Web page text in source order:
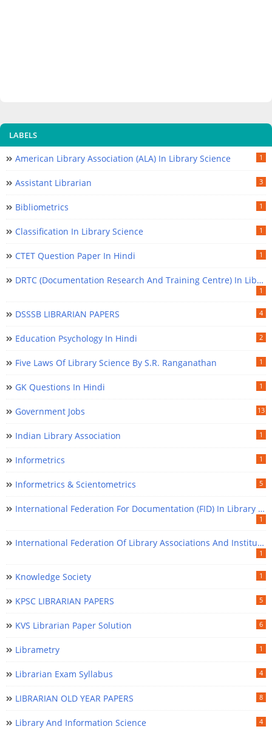
LABELS
American Library Association (ALA) In Library Science 1
Assistant Librarian 3
Bibliometrics 1
Classification In Library Science 1
CTET Question Paper In Hindi 1
DRTC (Documentation Research And Training Centre) In Library Science
1
DSSSB LIBRARIAN PAPERS 4
Education Psychology In Hindi 2
Five Laws Of Library Science By S.R. Ranganathan 1
GK Questions In Hindi 1
Government Jobs 13
Indian Library Association 1
Informetrics 1
Informetrics & Scientometrics 5
International Federation For Documentation (FID) In Library Science
1
International Federation Of Library Associations And Institutions (IFLA) In Library Science
1
Knowledge Society 1
KPSC LIBRARIAN PAPERS 5
KVS Librarian Paper Solution 6
Librametry 1
Librarian Exam Syllabus 4
LIBRARIAN OLD YEAR PAPERS 8
Library And Information Science 4